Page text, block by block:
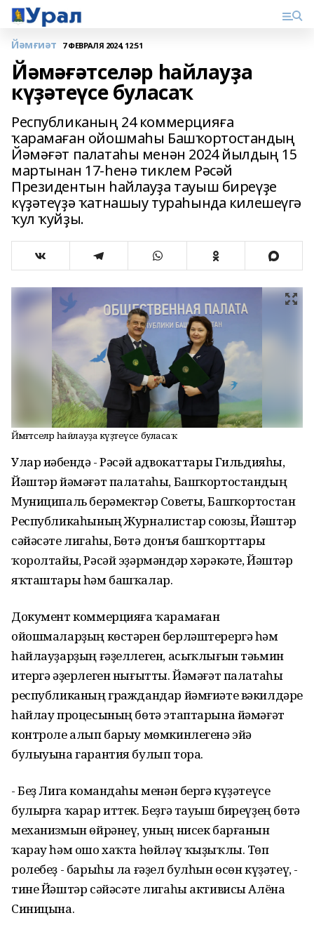
Йәмғиәт 7 ФЕВРАЛЯ 2024, 12:51
Йәмәғәтселәр һайлауҙа
күҙәтеүсе буласаҡ
Республиканың 24 коммерцияға
ҡарамаған ойошмаһы Башҡортостандың
Йәмәғәт палатаһы менән 2024 йылдың 15
мартынан 17-һенә тиклем Рәсәй
Президентын һайлауҙа тауыш биреүҙе
күҙәтеүҙә ҡатнашыу тураһында килешеүгә
ҡул ҡуйҙы.
Йәмәғәтселәр һайлауҙа күҙәтеүсе буласаҡ
Улар иҫәбендә - Рәсәй адвокаттары Гильдияһы,
Йәштәр йәмәғәт палатаһы, Башҡортостандың
Муниципаль берәмектәр Советы, Башҡортостан
Республикаһының Журналистар союзы, Йәштәр
сәйәсәте лигаһы, Бөтә донъя башҡорттары
ҡоролтайы, Рәсәй эҙәрмәндәр хәрәкәте, Йәштәр
яҡташтары һәм башҡалар.
Документ коммерцияға ҡарамаған
ойошмаларҙың көстәрен берләштерергә һәм
һайлауҙарҙың ғәҙеллеген, асыҡлығын тәьмин
итергә әҙерлеген нығытты. Йәмәғәт палатаһы
республиканың граждандар йәмғиәте вәкилдәре
һайлау процесының бөтә этаптарына йәмәғәт
контроле алып барыу мөмкинлегенә эйә
булыуына гарантия булып тора.
- Беҙ Лига командаһы менән бергә күҙәтеүсе
булырға ҡарар иттек. Беҙгә тауыш биреүҙең бөтә
механизмын өйрәнеү, уның нисек барғанын
ҡарау һәм ошо хаҡта һөйләү ҡыҙыҡлы. Төп
ролебеҙ - барыһы ла ғәҙел булһын өсөн күҙәтеү, -
тине Йәштәр сәйәсәте лигаһы активисы Алёна
Синицына.